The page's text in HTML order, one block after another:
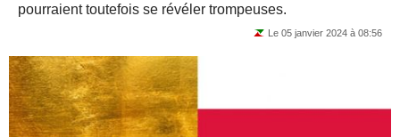
pourraient toutefois se révéler trompeuses.
Le 05 janvier 2024 à 08:56